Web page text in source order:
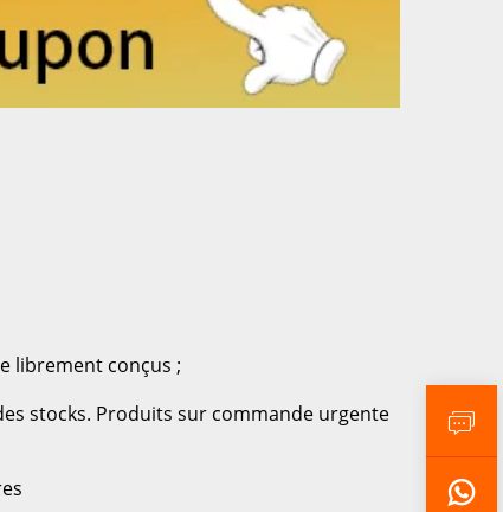
librement conçus ;
stocks. Produits sur commande urgente